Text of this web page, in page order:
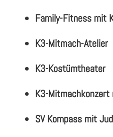
Family-Fitness mit
K3-Mitmach-Atelier
K3-Kostümtheater
K3-Mitmachkonzert
SV Kompass mit